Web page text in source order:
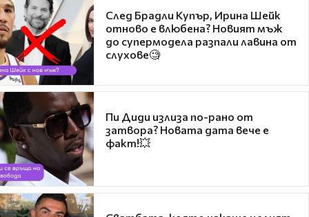
След Брадли Купър, Ирина Шейк
отново е влюбена? Новият мъж
до супермодела разпали лавина от
слухове🧐
Пи Диди излиза по-рано от
затвора? Новата дата вече е
факт!💥